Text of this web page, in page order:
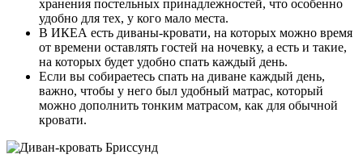
хранения постельных принадлежностей, что особенно
удобно для тех, у кого мало места.
В ИКЕА есть диваны-кровати, на которых можно время
от времени оставлять гостей на ночевку, а есть и такие,
на которых будет удобно спать каждый день.
Если вы собираетесь спать на диване каждый день,
важно, чтобы у него был удобный матрас, который
можно дополнить тонким матрасом, как для обычной
кровати.